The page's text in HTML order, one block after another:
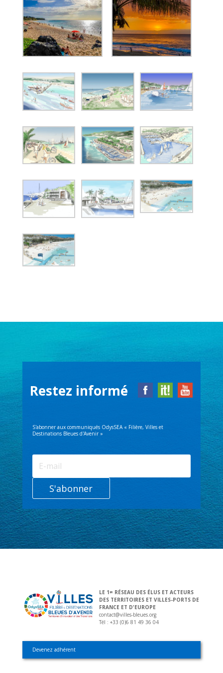
Restez informé
S'abonner aux communiqués OdysSEA « Filière, Villes et
Destinations Bleues d'Avenir »
S'abonner
LE 1 ER
RÉSEAU DES ÉLUS ET ACTEURS
DES TERRITOIRES ET VILLES-PORTS DE
FRANCE ET D'EUROPE
contact@villes-bleues.org
Tél : +33 (0)6 81 49 36 04
Devenez adhérent